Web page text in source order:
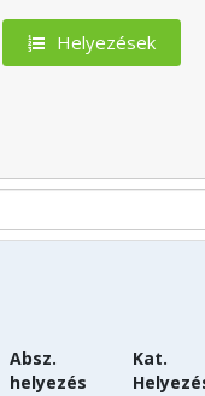
Helyezések
Absz.
helyezés
Kat.